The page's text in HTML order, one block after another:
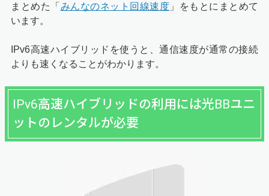
まとめた「 みんなのネット回線速度 」をもとにまとめて
います。
IPv6高速ハイブリッドを使うと、通信速度が通常の接続
よりも速くなることがわかります。
IPv6高速ハイブリッドの利用には光BBユニ
ットのレンタルが必要